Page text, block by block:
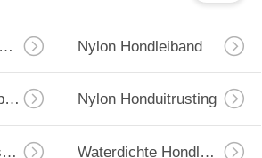
van de
Van De Honduitrusting Nylon Hondleiband
LEIDENE Hondleiband Nylon Honduitrusting
Zachte Nylon Halsband Waterdichte Hondleiband